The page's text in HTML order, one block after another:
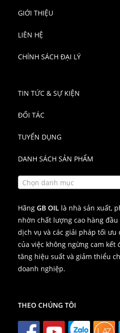
GIỚI THIỆU
LIÊN HỆ
CHÍNH SÁCH ĐẠI LÝ
TIN TỨC & SỰ KIỆN
ĐỐI TÁC
TUYỂN DỤNG
DANH SÁCH SẢN PHẨM
Chọn danh mục
HãngGB OIL là nhà sản xuất,
nhờn chất lượng cao hàng
dịch vụ và các giải pháp tối ưu
của việc không ngừng cam kết
tăng hiệu suất và giảm thiểu
doanh nghiệp.
THEO CHÚNG TÔI